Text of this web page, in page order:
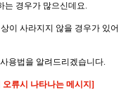
는 경우가 많으신데요.
이 사라지지 않을 경우가 있어
용법을 알려드리겠습니다.
류시 나타나는 메시지 ]